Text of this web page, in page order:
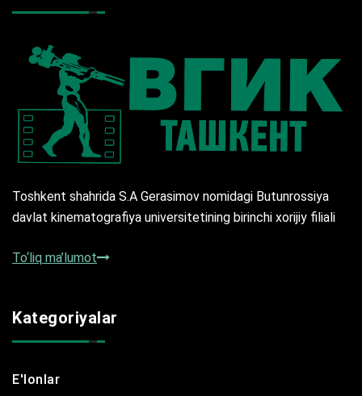
Toshkent shahrida S.A Gerasimov nomidagi Butunrossiya
davlat kinematografiya universitetining birinchi xorijiy filiali
To‘liq ma’lumot
Kategoriyalar
E'lonlar